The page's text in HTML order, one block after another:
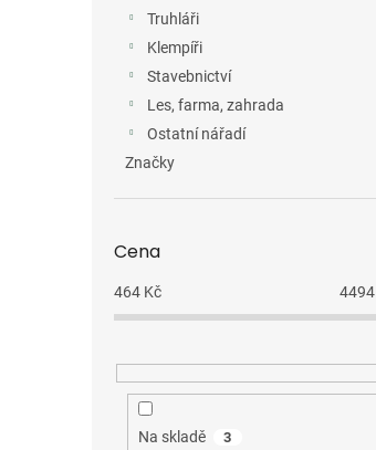
Truhláři
Klempíři
Stavebnictví
Les, farma, zahrada
Ostatní nářadí
Značky
Cena
464 Kč 4494
Na skladě 3